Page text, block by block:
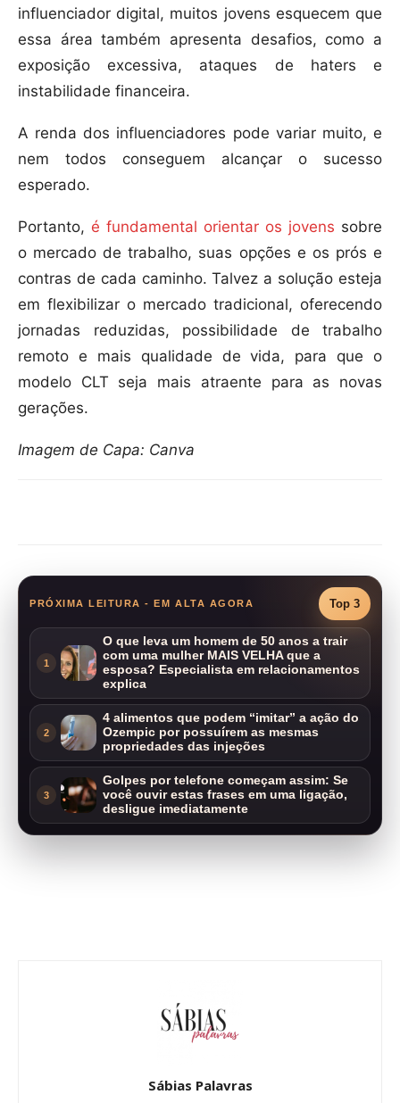
influenciador digital, muitos jovens esquecem que
essa área também apresenta desafios, como a
exposição excessiva, ataques de haters e
instabilidade financeira.
A renda dos influenciadores pode variar muito, e
nem todos conseguem alcançar o sucesso
esperado.
Portanto, é fundamental orientar os jovens sobre
o mercado de trabalho, suas opções e os prós e
contras de cada caminho. Talvez a solução esteja
em flexibilizar o mercado tradicional, oferecendo
jornadas reduzidas, possibilidade de trabalho
remoto e mais qualidade de vida, para que o
modelo CLT seja mais atraente para as novas
gerações.
Imagem de Capa: Canva
PRÓXIMA LEITURA - EM ALTA AGORA Top 3
1
O que leva um homem de 50 anos a trair
com uma mulher MAIS VELHA que a
esposa? Especialista em relacionamentos
explica
2
4 alimentos que podem “imitar” a ação do
Ozempic por possuírem as mesmas
propriedades das injeções
3
Golpes por telefone começam assim: Se
você ouvir estas frases em uma ligação,
desligue imediatamente
Sábias Palavras